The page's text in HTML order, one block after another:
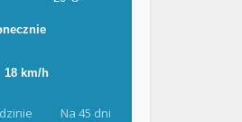
Na 45 dni